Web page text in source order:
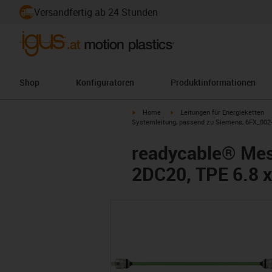
Versandfertig ab 24 Stunden
Shop Konfiguratoren Produktinformationen
igus-icon-arrow-right
Home igus-icon-arrow-right
Leitungen für Energieketten
Systemleitung, passend zu Siemens,
readycable®
2DC20, TPE 6.8